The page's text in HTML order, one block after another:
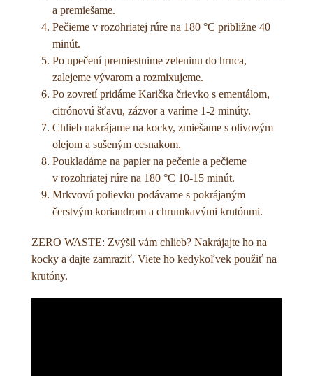
a premiešame.
Pečieme v rozohriatej rúre na 180 °C približne 40
minút.
Po upečení premiestnime zeleninu do hrnca,
zalejeme vývarom a rozmixujeme.
Po zovretí pridáme Karička črievko s ementálom,
citrónovú šťavu, zázvor a varíme 1-2 minúty.
Chlieb nakrájame na kocky, zmiešame s olivovým
olejom a sušeným cesnakom.
Poukladáme na papier na pečenie a pečieme
v rozohriatej rúre na 180 °C 10-15 minút.
Mrkvovú polievku podávame s pokrájaným
čerstvým koriandrom a chrumkavými krutónmi.
ZERO WASTE: Zvýšil vám chlieb? Nakrájajte ho na
kocky a dajte zamraziť. Viete ho kedykoľvek použiť na
krutóny.